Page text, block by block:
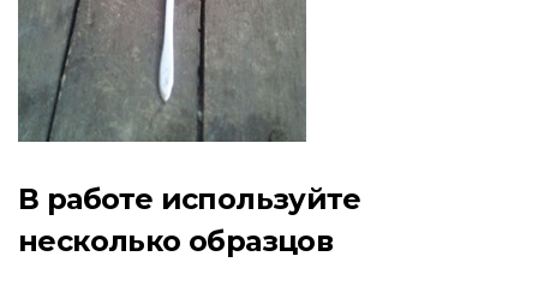
В работе используйте
несколько образцов